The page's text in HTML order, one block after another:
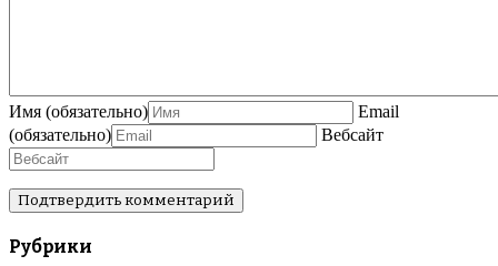
Имя (обязательно)
Email
(обязательно)
Вебсайт
Рубрики